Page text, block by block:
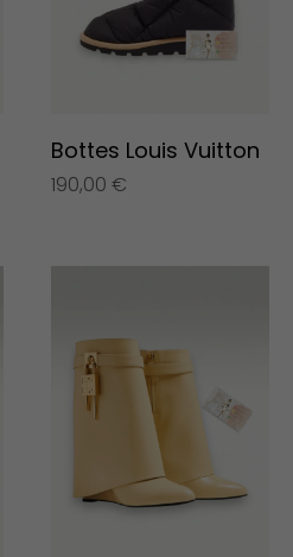
Bottes Louis Vuitton
190,00 €